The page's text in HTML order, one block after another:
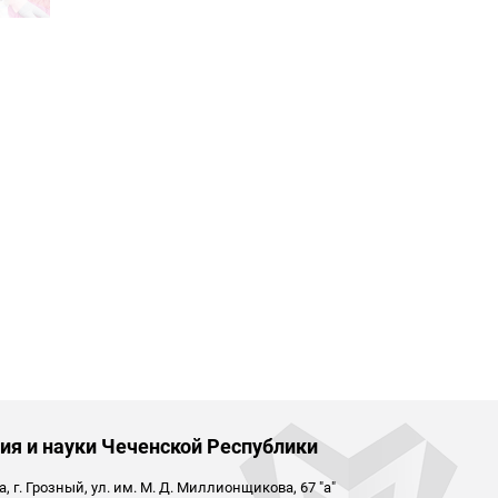
и науки Чеченской Республики
г. Грозный, ул. им. М. Д. Миллионщикова, 67 "а"